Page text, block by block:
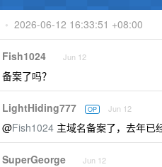
• 2026-06-12 16:33:51 +08:00
Fish1024 Jun 12
备案了吗？
LightHiding777 OP Jun 12
@Fish1024 主域名备案了，去年已
SuperGeorge Jun 12